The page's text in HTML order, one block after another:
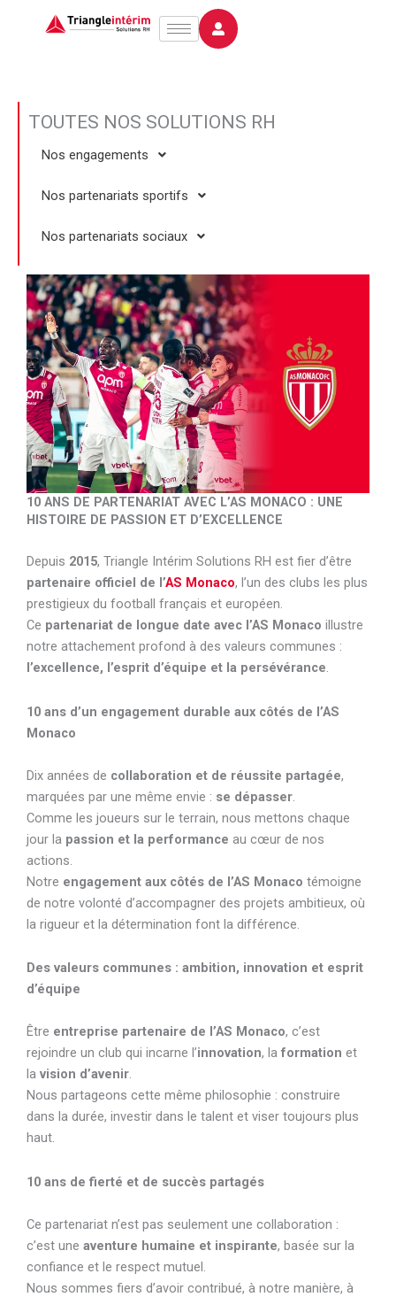
TOUTES NOS SOLUTIONS RH
Nos engagements
Nos partenariats sportifs
Nos partenariats sociaux
10 ANS DE PARTENARIAT AVEC L’AS MONACO : UNE
HISTOIRE DE PASSION ET D’EXCELLENCE
Depuis 2015, Triangle Intérim Solutions RH est fier d’être
partenaire officiel de l’AS Monaco, l’un des clubs les plus
prestigieux du football français et européen.
Ce partenariat de longue date avec l’AS Monaco illustre
notre attachement profond à des valeurs communes :
l’excellence, l’esprit d’équipe et la persévérance.
10 ans d’un engagement durable aux côtés de l’AS
Monaco
Dix années de collaboration et de réussite partagée,
marquées par une même envie : se dépasser
Comme les joueurs sur le terrain, nous mettons chaque
jour la passion et la performance au cœur de nos
actions.
Notre engagement aux côtés de l’AS Monaco témoigne
de notre volonté d’accompagner des projets ambitieux, où
la rigueur et la détermination font la différence.
Des valeurs communes : ambition, innovation et esprit
d’équipe
Être entreprise partenaire de l’AS Monaco, c’est
rejoindre un club qui incarne l’innovation, la formation et
la vision d’avenir.
Nous partageons cette même philosophie : construire
dans la durée, investir dans le talent et viser toujours plus
haut.
10 ans de fierté et de succès partagés
Ce partenariat n’est pas seulement une collaboration :
c’est une aventure humaine et inspirante, basée sur la
confiance et le respect mutuel.
Nous sommes fiers d’avoir contribué, à notre manière, à